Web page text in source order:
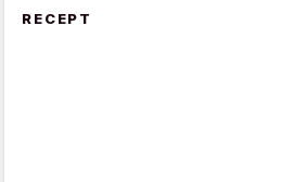
RECEPT